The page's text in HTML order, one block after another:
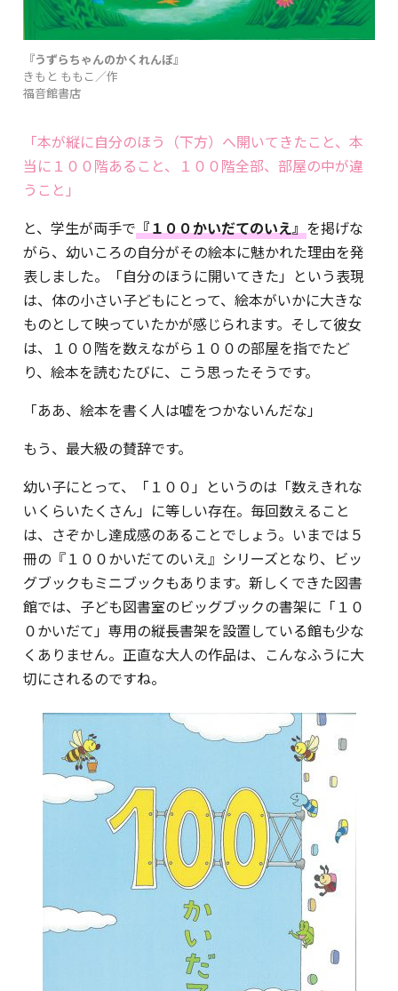
『うずらちゃんのかくれんぼ』
きもと ももこ／作
福音館書店
「本が縦に自分のほう（下方）へ開いてきたこと、本
当に１００階あること、１００階全部、部屋の中が違
うこと」
と、学生が両手で 『１００かいだてのいえ』 を掲げな
がら、幼いころの自分がその絵本に魅かれた理由を発
表しました。「自分のほうに開いてきた」という表現
は、体の小さい子どもにとって、絵本がいかに大きな
ものとして映っていたかが感じられます。そして彼女
は、１００階を数えながら１００の部屋を指でたど
り、絵本を読むたびに、こう思ったそうです。
「ああ、絵本を書く人は嘘をつかないんだな」
もう、最大級の賛辞です。
幼い子にとって、「１００」というのは「数えきれな
いくらいたくさん」に等しい存在。毎回数えること
は、さぞかし達成感のあることでしょう。いまでは５
冊の『１００かいだてのいえ』シリーズとなり、ビッ
グブックもミニブックもあります。新しくできた図書
館では、子ども図書室のビッグブックの書架に「１０
０かいだて」専用の縦長書架を設置している館も少な
くありません。正直な大人の作品は、こんなふうに大
切にされるのですね。